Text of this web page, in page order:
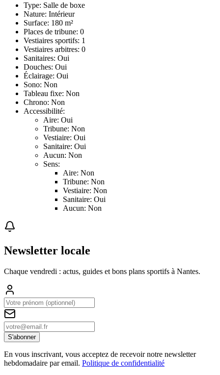
Type: Salle de boxe
Nature: Intérieur
Surface: 180 m²
Places de tribune: 0
Vestiaires sportifs: 1
Vestiaires arbitres: 0
Sanitaires: Oui
Douches: Oui
Éclairage: Oui
Sono: Non
Tableau fixe: Non
Chrono: Non
Accessibilité:
Aire: Oui
Tribune: Non
Vestiaire: Oui
Sanitaire: Oui
Aucun: Non
Sens:
Aire: Non
Tribune: Non
Vestiaire: Non
Sanitaire: Oui
Aucun: Non
Newsletter locale
Chaque vendredi : actus, guides et bons plans sportifs à Nantes.
S'abonner
En vous inscrivant, vous acceptez de recevoir notre newsletter
hebdomadaire par email. Politique de confidentialité